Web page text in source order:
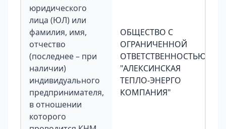
юридического
лица (ЮЛ) или
фамилия, имя,
отчество
(последнее – при
наличии)
индивидуального
предпринимателя,
в отношении
которого
ОБЩЕСТВО С
ОГРАНИЧЕННОЙ
ОТВЕТСТВЕННОСТЬЮ
"АЛЕКСИНСКАЯ
ТЕПЛО-ЭНЕРГО
КОМПАНИЯ"